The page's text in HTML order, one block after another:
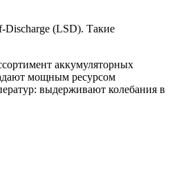
Discharge (LSD). Такие
аккумуляторных
мощным ресурсом
выдерживают колебания в